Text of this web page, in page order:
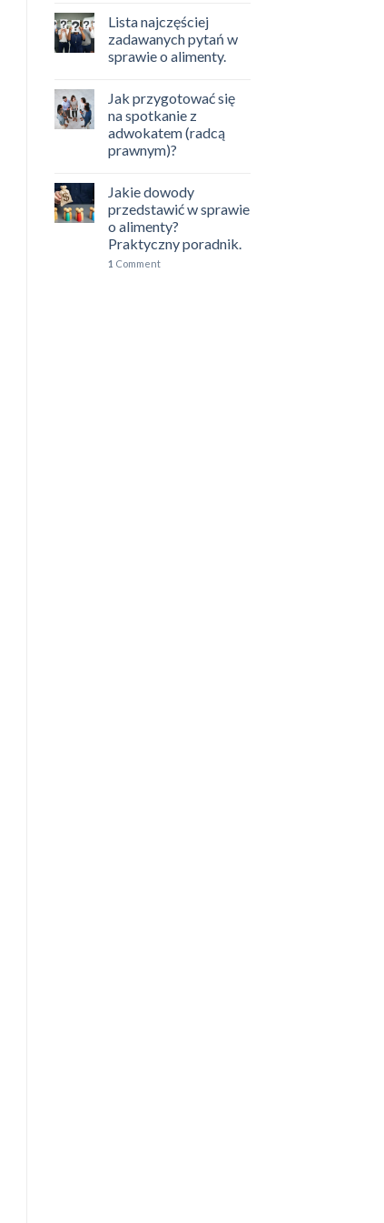
Lista najczęściej
zadawanych pytań w
sprawie o alimenty.
Jak przygotować się
na spotkanie z
adwokatem (radcą
prawnym)?
Jakie dowody
przedstawić w sprawie
o alimenty?
Praktyczny poradnik.
1 Comment